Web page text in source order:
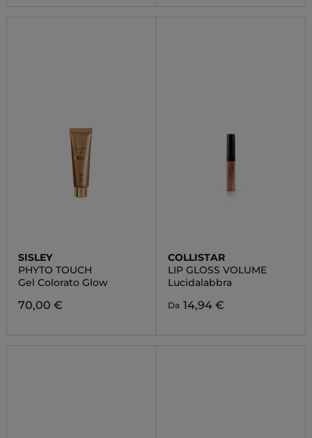
SISLEY
PHYTO TOUCH
Gel Colorato Glow
70,00 €
COLLISTAR
LIP GLOSS VOLUME
Lucidalabbra
Da 14,94 €